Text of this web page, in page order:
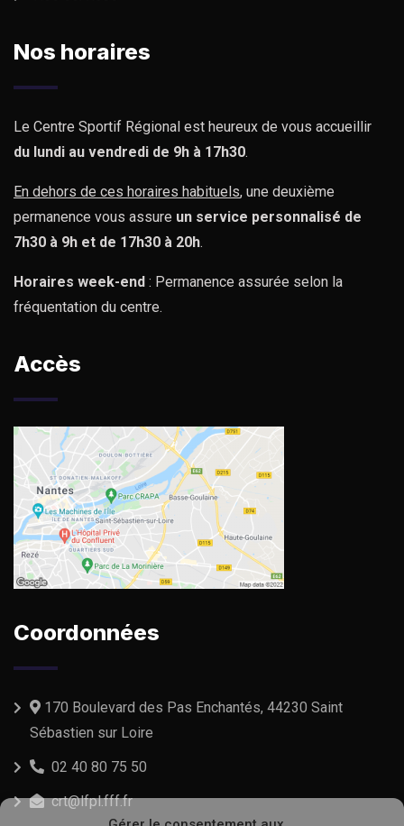
Nos horaires
Le Centre Sportif Régional est heureux de vous accueillir
du lundi au vendredi de 9h à 17h30.
En dehors de ces horaires habituels, une deuxième
permanence vous assure un service personnalisé de
7h30 à 9h et de 17h30 à 20h.
Horaires week-end : Permanence assurée selon la
fréquentation du centre.
Accès
Coordonnées
170 Boulevard des Pas Enchantés, 44230 Saint
Sébastien sur Loire
02 40 80 75 50
crt@lfpl.fff.fr